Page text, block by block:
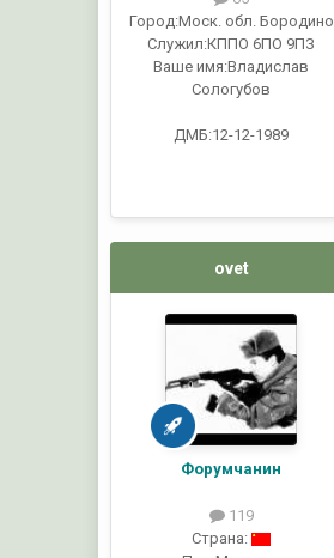
Город:Моск. обл. Бородино
Служил:КППО 6ПО 9ПЗ
Ваше имя:Владислав
Сологубов
ДМБ:12-12-1989
ovet
Форумчанин
119
Страна: